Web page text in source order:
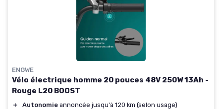
ENGWE
Vélo électrique homme 20 pouces 48V 250W 13Ah -
Rouge L20 BOOST
＋ Autonomie annoncée jusqu'à 120 km (selon usage)